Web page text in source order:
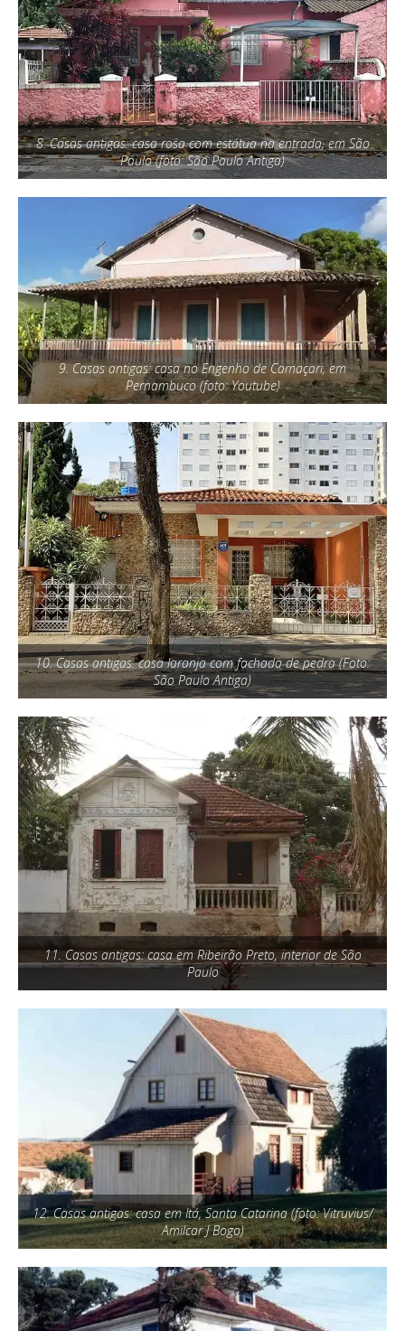
8. Casas antigas: casa rosa com estátua na entrada, em São
Paulo (foto: São Paulo Antiga)
9. Casas antigas: casa no Engenho de Camaçari, em
Pernambuco (foto: Youtube)
10. Casas antigas: casa laranja com fachada de pedra (Foto:
São Paulo Antiga)
11. Casas antigas: casa em Ribeirão Preto, interior de São
Paulo
12. Casas antigas: casa em Itá, Santa Catarina (foto: Vitruvius/
Amilcar J Bogo)